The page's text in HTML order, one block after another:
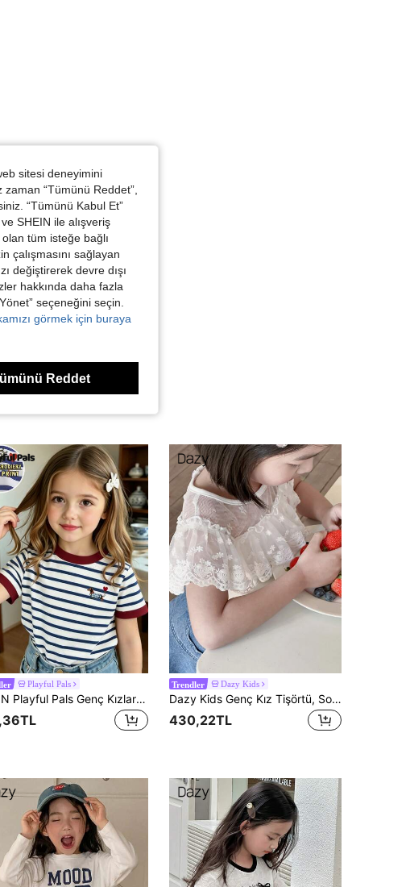
Playful Pals
SHEIN Playful Pals Genç Kızlar İçin Yeni SS26 Modası Günlük Rahat Tatil Çizgili Yaka ve Manşet Kontrast Renk, Suni Nakış Kalp Köpek Çizgili Baskılı Kısa Kollu Yuvarlak Yaka Tişört, Yaz İçin Uygun
Trendler Dazy Kids
Dazy Kids Genç Kız Tişörtü, Sonbahar Koleksiyonu
430,22TL
sitesi deneyimini
“Tümünü Reddet”,
“Tümünü Kabul Et”
SHEIN ile alışveriş
tüm isteğe bağlı
çalışmasını sağlayan
değiştirerek devre dışı
hakkında daha fazla
seçeneğini seçin.
görmek için buraya
Reddet